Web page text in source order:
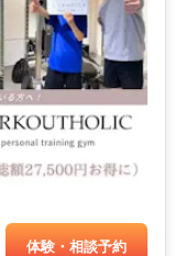
体験・相談予約